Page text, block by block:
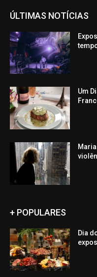
ÚLTIMAS NOTÍCIAS
Um
+ POPULARES
Dia